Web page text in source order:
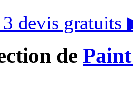
devis gratuits
de